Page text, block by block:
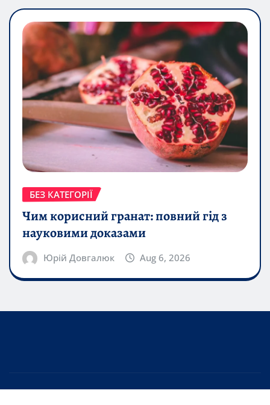
БЕЗ КАТЕГОРІЇ
Чим корисний гранат: повний гід з
науковими доказами
Юрій Довгалюк Aug 6, 2026